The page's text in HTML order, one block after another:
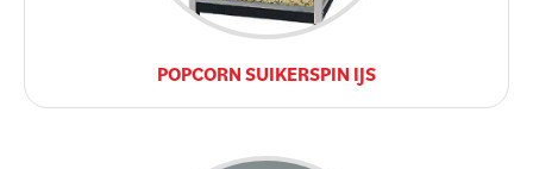
POPCORN SUIKERSPIN IJS